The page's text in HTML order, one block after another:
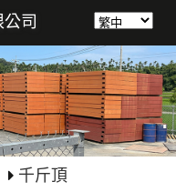
司
千斤頂